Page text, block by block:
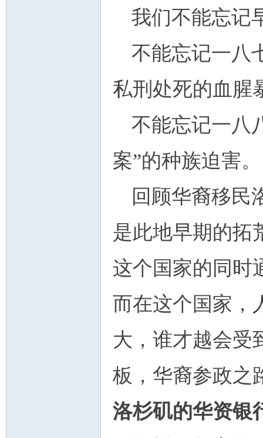
我们不能忘记
不能忘记一八
私刑处死的血腥
不能忘记一八
案”的种族迫害。
回顾华裔移民
是此地早期的拓
这个国家的同时
而在这个国家，
大，谁才越会受
板，华裔参政之
洛杉矶的华资银